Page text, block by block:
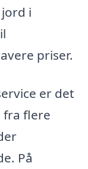
i
priser.
er det
fra flere
På